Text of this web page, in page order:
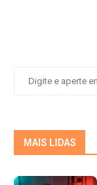
MAIS LIDAS